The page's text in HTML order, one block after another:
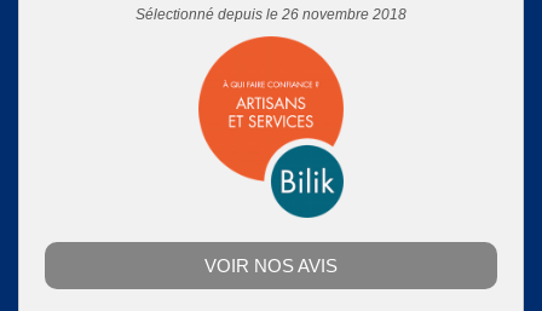
Sélectionné depuis le 26 novembre 2018
VOIR NOS AVIS